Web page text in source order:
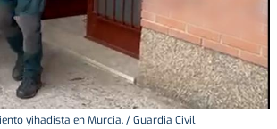
yihadista en Murcia. / Guardia Civil